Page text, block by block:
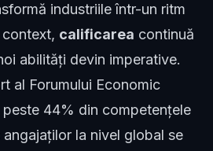
industriile într-un ritm
calificarea continuă
abilități devin imperative.
al Forumului Economic
44% din competențele
angajaților la nivel global se